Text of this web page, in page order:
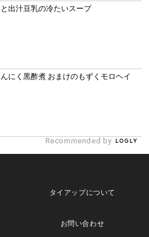
出汁豆乳の冷たいスープ
にく黒酢煮 おまけのもずくモロヘイ
Recommended by
タイアップについて
お問い合わせ